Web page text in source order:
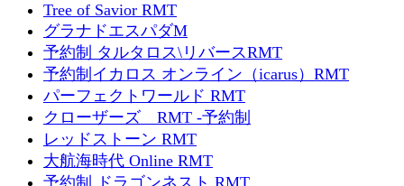
Tree of Savior RMT
グラナドエスパダM
予約制 タルタロス\リバースRMT
予約制イカロス オンライン（icarus）RMT
パーフェクトワールド RMT
クローザーズ RMT -予約制
レッドストーン RMT
大航海時代 Online RMT
予約制 ドラゴンネスト RMT